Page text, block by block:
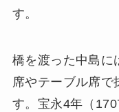
す。
橋を渡った中島に
席やテーブル席で
す。宝永4年（